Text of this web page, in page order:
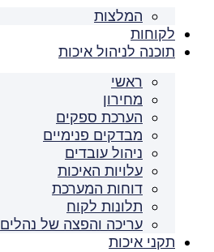
המלצות
לקוחות
תוכנה לניהול איכות
ראשי
מחירון
הערכת ספקים
מבדקים פנימיים
ניהול עובדים
עלויות האיכות
דוחות המערכת
תלונות לקוח
עריכה והפצה של נהלים
תקני איכות